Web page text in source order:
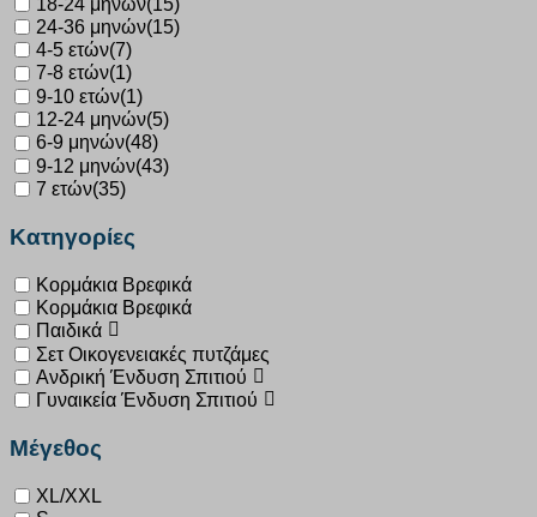
24-36 μηνών(15)
4-5 ετών(7)
7-8 ετών(1)
9-10 ετών(1)
12-24 μηνών(5)
6-9 μηνών(48)
9-12 μηνών(43)
7 ετών(35)
Κατηγορίες
Κορμάκια Βρεφικά
Κορμάκια Βρεφικά
Παιδικά
Σετ Οικογενειακές πυτζάμες
Ανδρική Ένδυση Σπιτιού
Γυναικεία Ένδυση Σπιτιού
Μέγεθος
XL/XXL